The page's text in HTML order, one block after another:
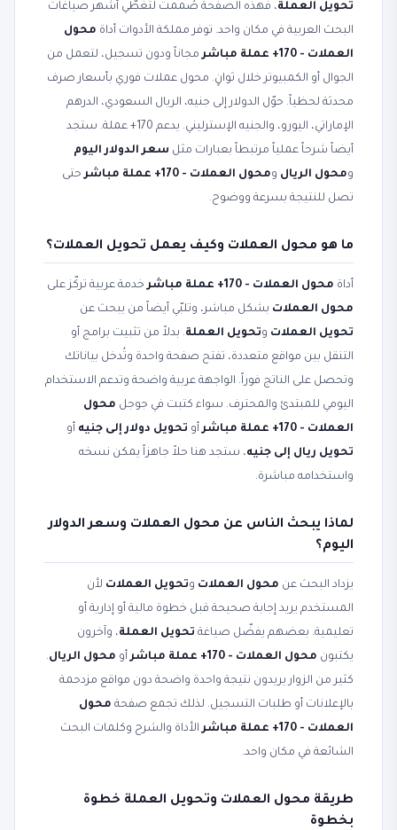
تحويل العملة، فهذه الصفحة صُممت لتغطّي أشهر صياغات
البحث العربية في مكان واحد. توفر مملكة الأدوات أداة محول
العملات - 170+ عملة مباشر
مجاناً ودون تسجيل، لتعمل من
الجوال أو الكمبيوتر خلال ثوانٍ. محول عملات فوري بأسعار صرف
محدثة لحظياً. حوّل الدولار إلى جنيه، الريال السعودي، الدرهم
الإماراتي، اليورو، والجنيه الإسترليني. يدعم 170+ عملة. ستجد
أيضاً شرحاً عملياً مرتبطاً بعبارات مثل سعر الدولار اليوم
ومحول الريال ومحول العملات - 170+ عملة مباشر
حتى
تصل للنتيجة بسرعة ووضوح.
ما هو محول العملات وكيف يعمل تحويل العملات؟
أداة محول العملات - 170+ عملة مباشر
خدمة عربية تركّز على
محول العملات بشكل مباشر، وتلبّي أيضاً من يبحث عن
تحويل العملات وتحويل العملة. بدلاً من تثبيت برامج أو
التنقل بين مواقع متعددة، تفتح صفحة واحدة وتُدخل بياناتك
وتحصل على الناتج فوراً. الواجهة عربية واضحة وتدعم الاستخدام
اليومي للمبتدئ والمحترف. سواء كتبت في جوجل محول
العملات - 170+ عملة مباشر
أو تحويل دولار إلى جنيه أو
تحويل ريال إلى جنيه، ستجد هنا حلاً جاهزاً يمكن نسخه
واستخدامه مباشرة.
لماذا يبحث الناس عن محول العملات وسعر الدولار
اليوم؟
يزداد البحث عن محول العملات وتحويل العملات لأن
المستخدم يريد إجابة صحيحة قبل خطوة مالية أو إدارية أو
تعليمية. بعضهم يفضّل صياغة تحويل العملة، وآخرون
يكتبون محول العملات - 170+ عملة مباشر أو محول الريال.
كثير من الزوار يريدون نتيجة واحدة واضحة دون مواقع مزدحمة
بالإعلانات أو طلبات التسجيل. لذلك تجمع صفحة محول
العملات - 170+ عملة مباشر
الأداة والشرح وكلمات البحث
الشائعة في مكان واحد.
طريقة محول العملات وتحويل العملة خطوة
بخطوة